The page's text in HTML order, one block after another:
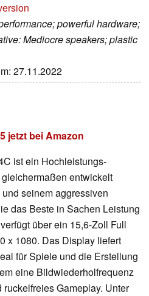
powerful hardware;
Mediocre speakers; plastic
27.11.2022
jetzt bei Amazon
ist ein Hochleistungs-
entwickelt
seinem aggressiven
das Beste in Sachen Leistung
über ein 15,6-Zoll Full
x 1080. Das Display liefert
für Spiele und die Erstellung
eine Bildwiederholfrequenz
Gameplay. Unter